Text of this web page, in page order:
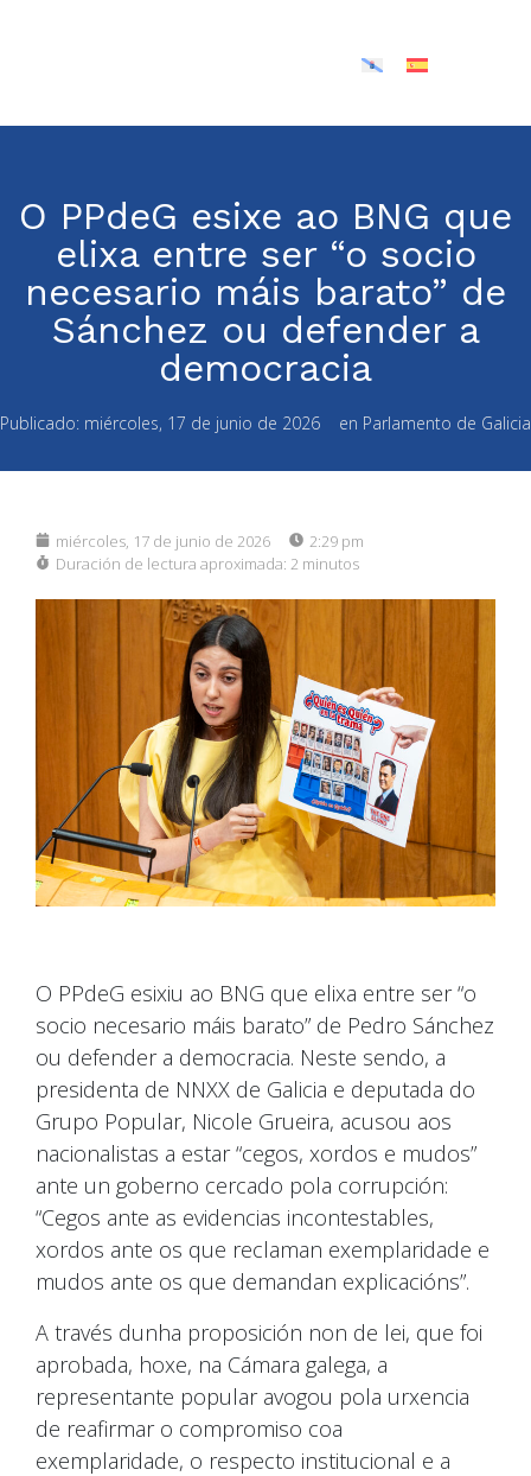
O PPdeG esixe ao BNG que
elixa entre ser “o socio
necesario máis barato” de
Sánchez ou defender a
democracia
Publicado: miércoles, 17 de junio de 2026 en Parlamento de Galicia
miércoles, 17 de junio de 2026
2:29 pm
Duración de lectura aproximada: 2 minutos
O PPdeG esixiu ao BNG que elixa entre ser “o
socio necesario máis barato” de Pedro Sánchez
ou defender a democracia. Neste sendo, a
presidenta de NNXX de Galicia e deputada do
Grupo Popular, Nicole Grueira, acusou aos
nacionalistas a estar “cegos, xordos e mudos”
ante un goberno cercado pola corrupción:
“Cegos ante as evidencias incontestables,
xordos ante os que reclaman exemplaridade e
mudos ante os que demandan explicacións”.
A través dunha proposición non de lei, que foi
aprobada, hoxe, na Cámara galega, a
representante popular avogou pola urxencia
de reafirmar o compromiso coa
exemplaridade, o respecto institucional e a